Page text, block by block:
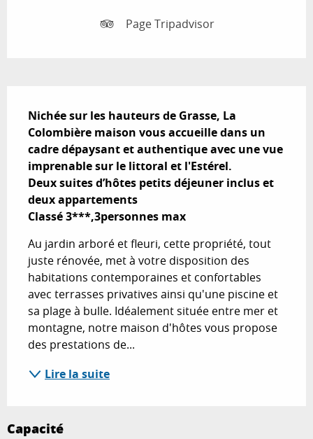
Page Tripadvisor
Nichée sur les hauteurs de Grasse, La
Colombière maison vous accueille dans un
cadre dépaysant et authentique avec une vue
imprenable sur le littoral et l'Estérel.
Deux suites d’hôtes petits déjeuner inclus et
deux appartements
Classé 3***,3personnes max
Au jardin arboré et fleuri, cette propriété, tout
juste rénovée, met à votre disposition des
habitations contemporaines et confortables
avec terrasses privatives ainsi qu'une piscine et
sa plage à bulle. Idéalement située entre mer et
montagne, notre maison d'hôtes vous propose
des prestations de...
Lire la suite
Capacité